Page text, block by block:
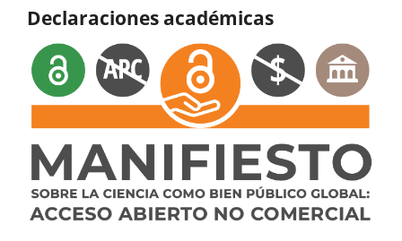
Declaraciones académicas